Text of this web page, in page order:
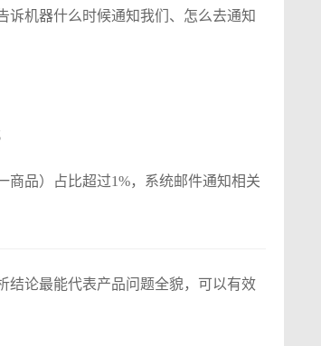
诉机器什么时候通知我们、怎么去通知
商品）占比超过1%，系统邮件通知相关
结论最能代表产品问题全貌，可以有效